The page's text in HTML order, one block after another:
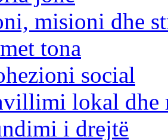
misioni dhe
tona
social
lokal dhe
i drejtë